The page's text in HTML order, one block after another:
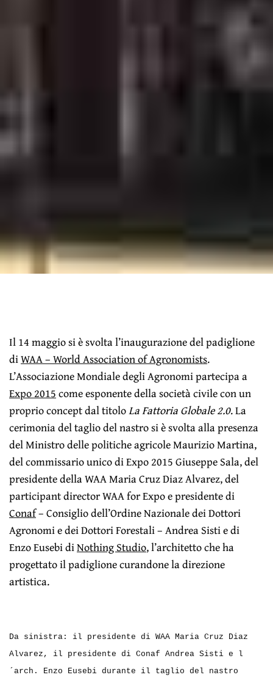
Il 14 maggio si è svolta l’inaugurazione del padiglione
diWAA – World Association of Agronomists.
L’Associazione Mondiale degli Agronomi partecipa a
Expo 2015come esponente della società civile con un
proprio concept dal titoloLaFattoria Globale 2.0. La
cerimonia del taglio del nastro si è svolta alla presenza
del Ministro delle politiche agricole Maurizio Martina,
del commissario unico di Expo 2015 Giuseppe Sala, del
presidente della WAA Maria Cruz Diaz Alvarez, del
participant director WAA for Expo e presidente di
Conaf– Consiglio dell’Ordine Nazionale dei Dottori
Agronomi e dei Dottori Forestali – Andrea Sisti e di
Enzo Eusebi diNothing Studio, l’architetto che ha
progettato il padiglione curandone la direzione
artistica.
Da sinistra: il presidente di WAA Maria Cruz Diaz
Alvarez, il presidente di Conaf Andrea Sisti e l
´arch. Enzo Eusebi durante il taglio del nastro